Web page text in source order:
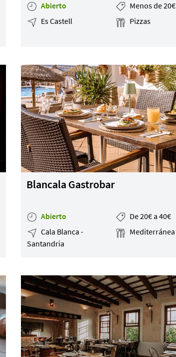
Abierto
Menos de 20€
Es Castell
Pizzas
Blancala Gastrobar
Abierto
De 20€ a 40€
Cala Blanca -
Santandria
Mediterránea